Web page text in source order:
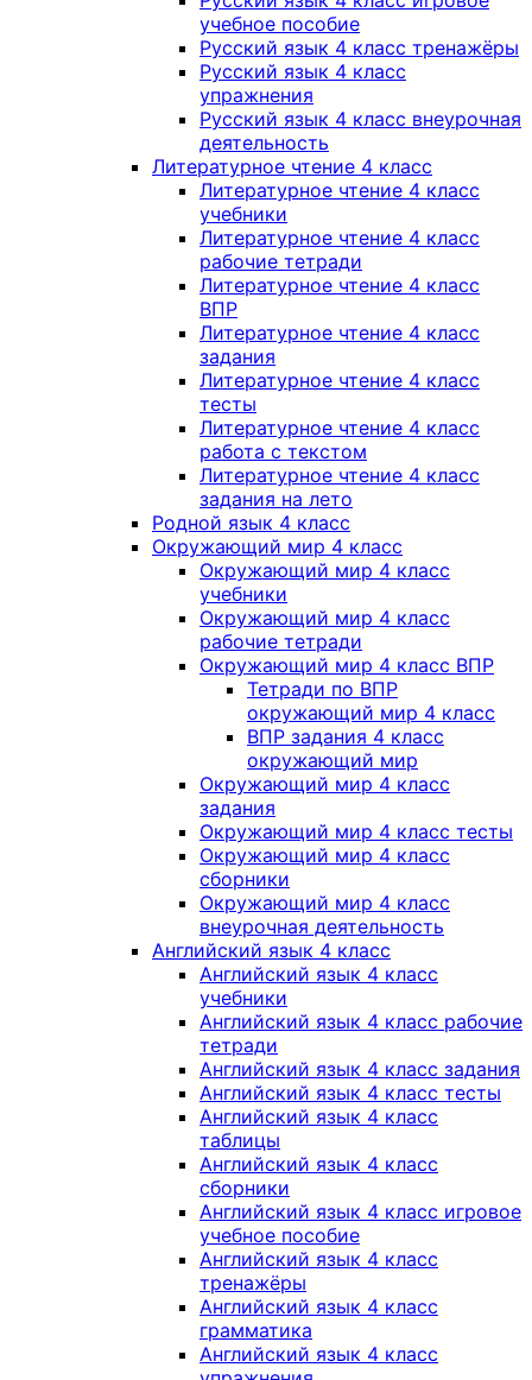
учебное пособие
Русский язык 4 класс тренажёры
Русский язык 4 класс
упражнения
Русский язык 4 класс внеурочная
деятельность
Литературное чтение 4 класс
Литературное чтение 4 класс
учебники
Литературное чтение 4 класс
рабочие тетради
Литературное чтение 4 класс
ВПР
Литературное чтение 4 класс
задания
Литературное чтение 4 класс
тесты
Литературное чтение 4 класс
работа с текстом
Литературное чтение 4 класс
задания на лето
Родной язык 4 класс
Окружающий мир 4 класс
Окружающий мир 4 класс
учебники
Окружающий мир 4 класс
рабочие тетради
Окружающий мир 4 класс ВПР
Тетради по ВПР
окружающий мир 4 класс
ВПР задания 4 класс
окружающий мир
Окружающий мир 4 класс
задания
Окружающий мир 4 класс тесты
Окружающий мир 4 класс
сборники
Окружающий мир 4 класс
внеурочная деятельность
Английский язык 4 класс
Английский язык 4 класс
учебники
Английский язык 4 класс рабочие
тетради
Английский язык 4 класс задания
Английский язык 4 класс тесты
Английский язык 4 класс
таблицы
Английский язык 4 класс
сборники
Английский язык 4 класс игровое
учебное пособие
Английский язык 4 класс
тренажёры
Английский язык 4 класс
грамматика
Английский язык 4 класс